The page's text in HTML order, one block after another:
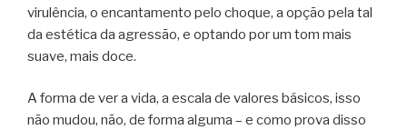
virulência, o encantamento pelo choque, a opção pela tal
da estética da agressão, e optando por um tom mais
suave, mais doce.
A forma de ver a vida, a escala de valores básicos, isso
não mudou, não, de forma alguma – e como prova disso